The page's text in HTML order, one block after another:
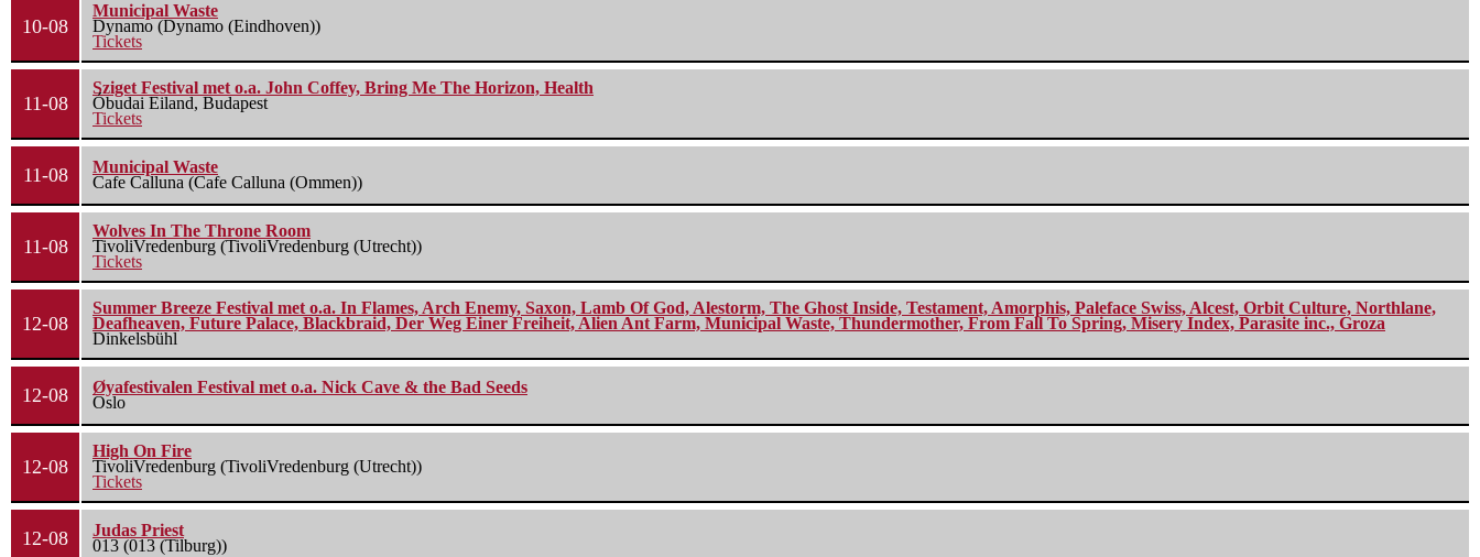
10-08
Municipal Waste
Dynamo (Dynamo (Eindhoven))
Tickets
11-08
Sziget Festival met o.a. John Coffey, Bring Me The Horizon, Health
Óbudai Eiland, Budapest
Tickets
11-08
Municipal Waste
Cafe Calluna (Cafe Calluna (Ommen))
11-08
Wolves In The Throne Room
TivoliVredenburg (TivoliVredenburg (Utrecht))
Tickets
12-08
Summer Breeze Festival met o.a. In Flames, Arch Enemy, Saxon, Lamb Of God, Alestorm, The Ghost Inside, Testament, Amorphis, Paleface Swiss, Alcest, Orbit Culture, Northlane,
Deafheaven, Future Palace, Blackbraid, Der Weg Einer Freiheit, Alien Ant Farm, Municipal Waste, Thundermother, From Fall To Spring, Misery Index, Parasite inc., Groza
Dinkelsbühl
12-08
Øyafestivalen Festival met o.a. Nick Cave & the Bad Seeds
Oslo
12-08
High On Fire
TivoliVredenburg (TivoliVredenburg (Utrecht))
Tickets
12-08
Judas Priest
013 (013 (Tilburg))